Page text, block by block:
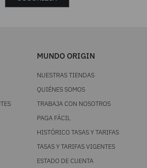
OXFORD JEANS
NEWSLETTER
mis datos personales y acepto la
de datos personales